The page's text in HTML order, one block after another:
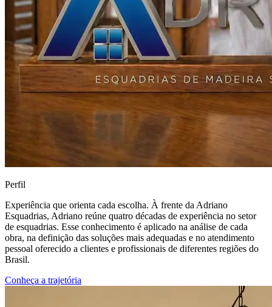
Perfil
Experiência que orienta cada escolha. À frente da Adriano
Esquadrias, Adriano reúne quatro décadas de experiência no setor
de esquadrias. Esse conhecimento é aplicado na análise de cada
obra, na definição das soluções mais adequadas e no atendimento
pessoal oferecido a clientes e profissionais de diferentes regiões do
Brasil.
Conheça a trajetória